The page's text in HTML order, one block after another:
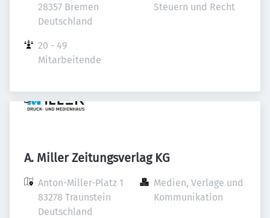
28357 Bremen
Deutschland
Steuern und Recht
20 - 49
Mitarbeitende
A. Miller Zeitungsverlag KG
Anton-Miller-Platz 1
83278 Traunstein
Deutschland
Medien, Verlage und
Kommunikation